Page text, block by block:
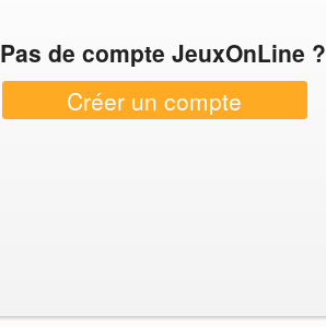
Pas de compte JeuxOnLine ?
Créer un compte